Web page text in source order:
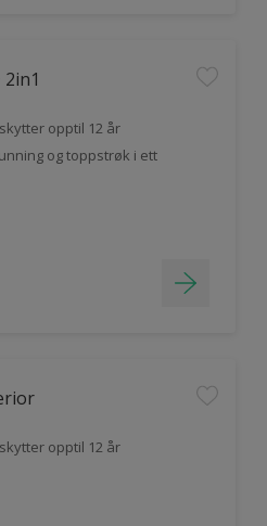
opptil 12 år
og toppstrøk i ett
opptil 12 år